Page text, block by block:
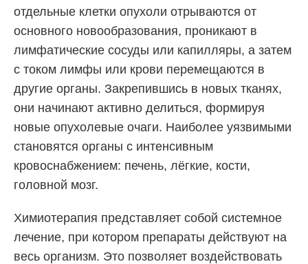
отдельные клетки опухоли отрываются от
основного новообразования, проникают в
лимфатические сосуды или капилляры, а затем
с током лимфы или крови перемещаются в
другие органы. Закрепившись в новых тканях,
они начинают активно делиться, формируя
новые опухолевые очаги. Наиболее уязвимыми
становятся органы с интенсивным
кровоснабжением: печень, лёгкие, кости,
головной мозг.
Химиотерапия представляет собой системное
лечение, при котором препараты действуют на
весь организм. Это позволяет воздействовать